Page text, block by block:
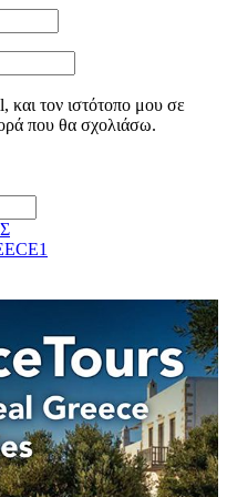
τον ιστότοπο μου σε
που θα σχολιάσω.